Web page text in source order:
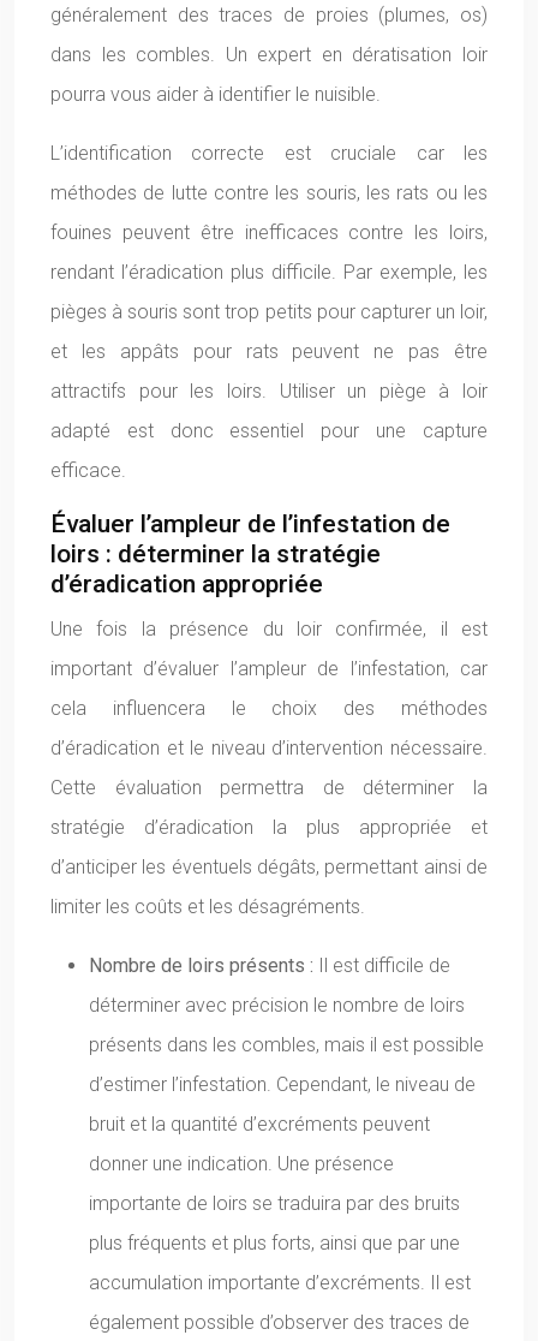
généralement des traces de proies (plumes, os)
dans les combles. Un expert en dératisation loir
pourra vous aider à identifier le nuisible.
L’identification correcte est cruciale car les
méthodes de lutte contre les souris, les rats ou les
fouines peuvent être inefficaces contre les loirs,
rendant l’éradication plus difficile. Par exemple, les
pièges à souris sont trop petits pour capturer un loir,
et les appâts pour rats peuvent ne pas être
attractifs pour les loirs. Utiliser un piège à loir
adapté est donc essentiel pour une capture
efficace.
Évaluer l’ampleur de l’infestation de
loirs : déterminer la stratégie
d’éradication appropriée
Une fois la présence du loir confirmée, il est
important d’évaluer l’ampleur de l’infestation, car
cela influencera le choix des méthodes
d’éradication et le niveau d’intervention nécessaire.
Cette évaluation permettra de déterminer la
stratégie d’éradication la plus appropriée et
d’anticiper les éventuels dégâts, permettant ainsi de
limiter les coûts et les désagréments.
Nombre de loirs présents : Il est difficile de
déterminer avec précision le nombre de loirs
présents dans les combles, mais il est possible
d’estimer l’infestation. Cependant, le niveau de
bruit et la quantité d’excréments peuvent
donner une indication. Une présence
importante de loirs se traduira par des bruits
plus fréquents et plus forts, ainsi que par une
accumulation importante d’excréments. Il est
également possible d’observer des traces de